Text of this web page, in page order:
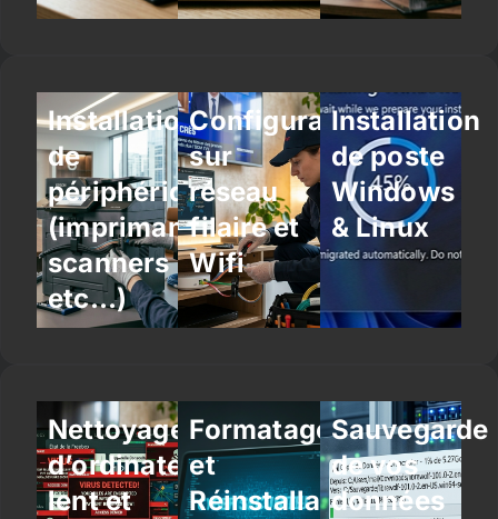
Installation
de
périphériques
(imprimantes,
scanners
etc…)
Configuration
sur
réseau
filaire et
Wifi
Installation
de poste
Windows
& Linux
Nettoyage
d’ordinateur
lent et
Formatage
et
Réinstallation
Sauvegarde
de vos
données